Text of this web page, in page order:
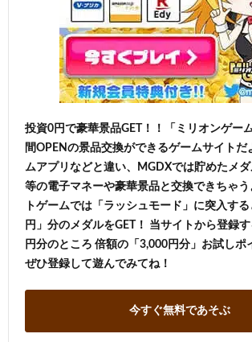
投資0円で豪華景品GET！！「ミリオンゲー
間OPENの景品交換ができるゲームサイトだ
ムアプリなどと違い、MGDXでは貯めたメダ
等の電子マネーや豪華景品と交換できちゃ
トゲームでは「ラッシュモード」に突入す
円」分のメダルをGET！ 当サイトから登録
円分のところ 倍額の「3,000円分」お試しポ
ぜひ登録して遊んでみてね！
今すぐ無料であそぶ